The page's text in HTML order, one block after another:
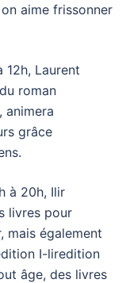
aime frissonner
12h, Laurent
roman
animera
grâce
à 20h, Ilir
livres pour
mais également
I-liredition
âge, des livres